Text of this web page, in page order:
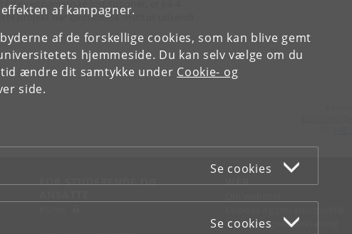
af kampagner.
af de forskellige cookies, som kan blive gemt
hjemmeside. Du kan selv vælge om du
ændre dit samtykke under Cookie- og
side.
Se cookies
Se cookies
de vietnamesiske institutioner, er på 4
projekt har Økonomisk Institut udsendt
FOR STUDERENDE OG
WEB
Tilgængelighedserklæring